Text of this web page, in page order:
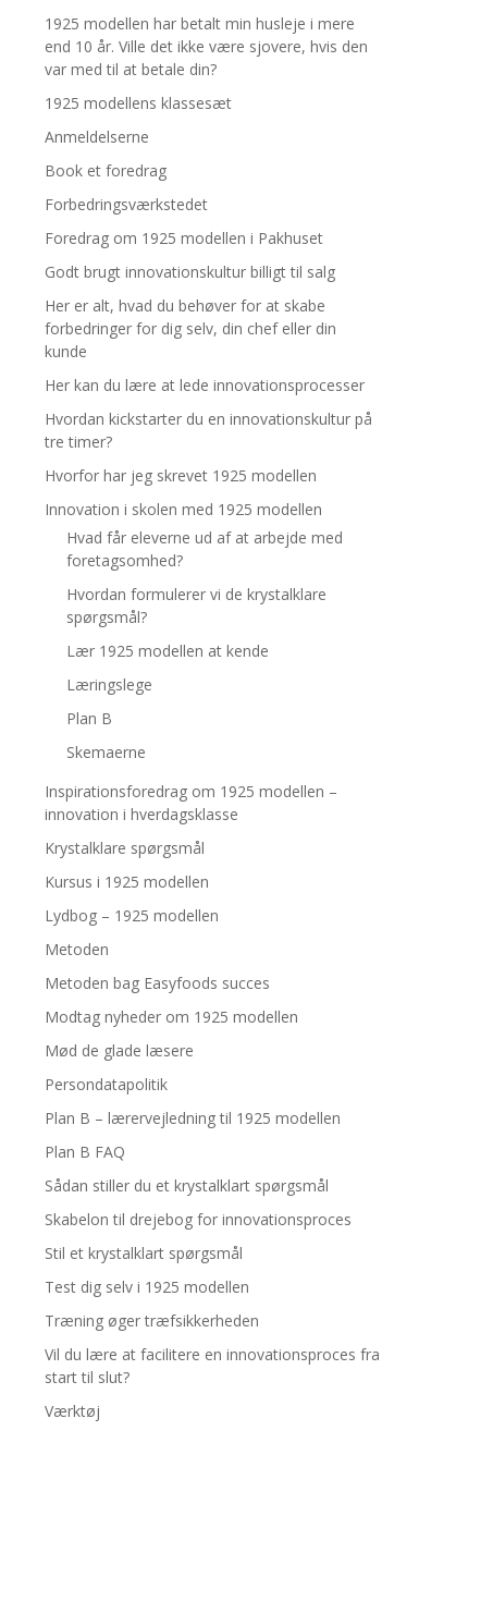
1925 modellen har betalt min husleje i mere
end 10 år. Ville det ikke være sjovere, hvis den
var med til at betale din?
1925 modellens klassesæt
Anmeldelserne
Book et foredrag
Forbedringsværkstedet
Foredrag om 1925 modellen i Pakhuset
Godt brugt innovationskultur billigt til salg
Her er alt, hvad du behøver for at skabe
forbedringer for dig selv, din chef eller din
kunde
Her kan du lære at lede innovationsprocesser
Hvordan kickstarter du en innovationskultur på
tre timer?
Hvorfor har jeg skrevet 1925 modellen
Innovation i skolen med 1925 modellen
Hvad får eleverne ud af at arbejde med
foretagsomhed?
Hvordan formulerer vi de krystalklare
spørgsmål?
Lær 1925 modellen at kende
Læringslege
Plan B
Skemaerne
Inspirationsforedrag om 1925 modellen –
innovation i hverdagsklasse
Krystalklare spørgsmål
Kursus i 1925 modellen
Lydbog – 1925 modellen
Metoden
Metoden bag Easyfoods succes
Modtag nyheder om 1925 modellen
Mød de glade læsere
Persondatapolitik
Plan B – lærervejledning til 1925 modellen
Plan B FAQ
Sådan stiller du et krystalklart spørgsmål
Skabelon til drejebog for innovationsproces
Stil et krystalklart spørgsmål
Test dig selv i 1925 modellen
Træning øger træfsikkerheden
Vil du lære at facilitere en innovationsproces fra
start til slut?
Værktøj